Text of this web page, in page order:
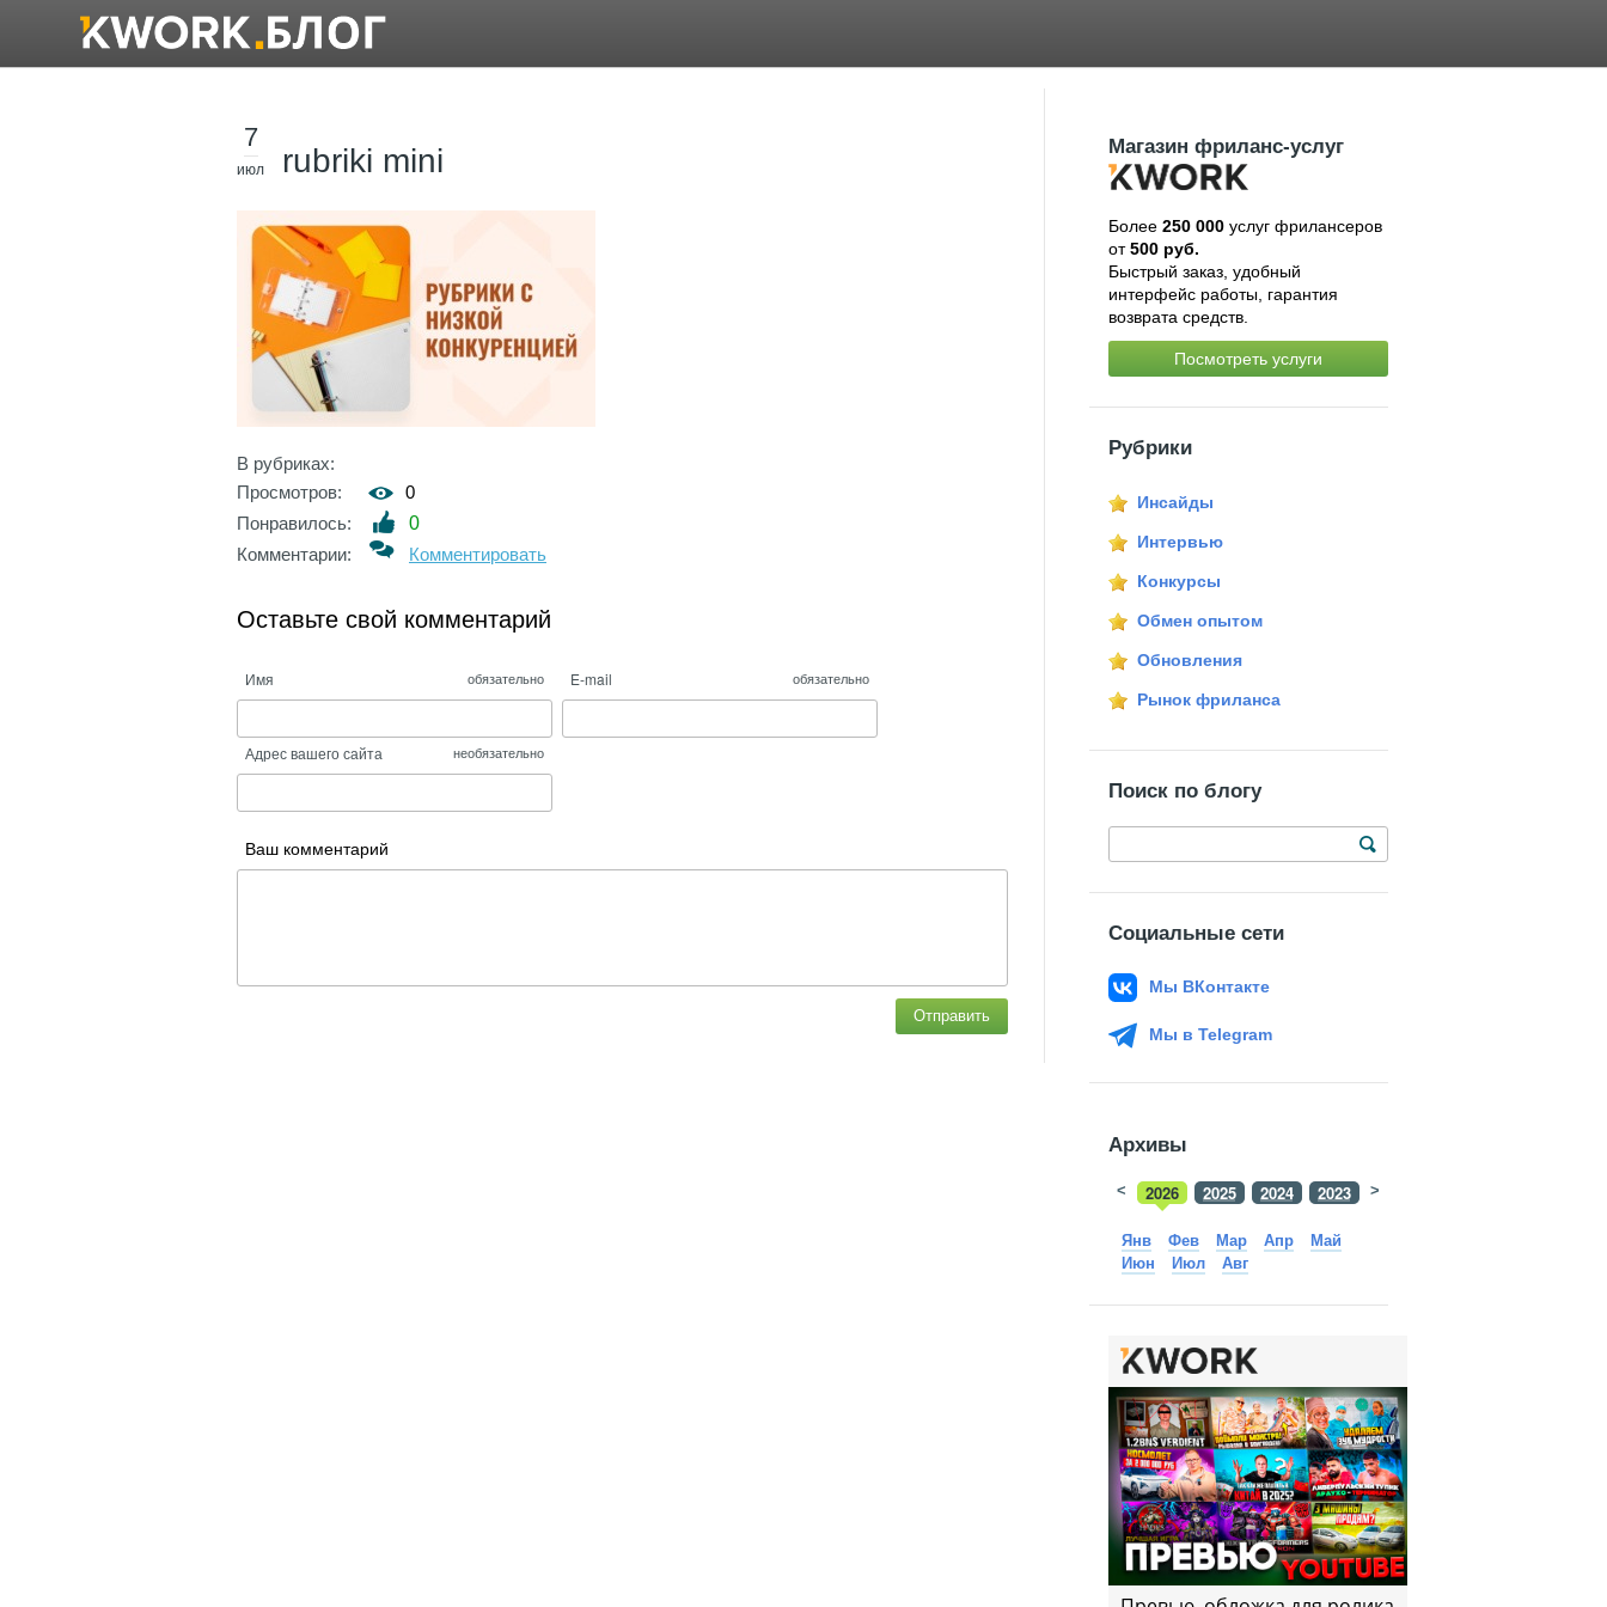
7
июл rubriki mini
В рубриках:
Просмотров:
0
Понравилось:
0
Комментарии:
Комментировать
Оставьте свой комментарий
Имя обязательно E-mail обязательно
Адрес вашего сайта необязательно
Ваш комментарий
Отправить
Магазин фриланс-услуг
Более 250 000услуг фрилансеров
от500 руб.
Быстрый заказ, удобный
интерфейс работы, гарантия
возврата средств.
Посмотреть услуги
Рубрики
Инсайды
Интервью
Конкурсы
Обмен опытом
Обновления
Рынок фриланса
Поиск по блогу
Социальные сети
Мы ВКонтакте
Мы в Telegram
Архивы
2026 2025 2024 2023 2022
< >
Янв Фев Мар Апр
Май
Июн
Июл Авг